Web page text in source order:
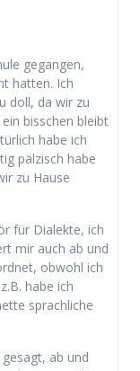
gegangen,
hatten. Ich
doll, da wir zu
bisschen bleibt
habe ich
pälzisch habe
zu Hause
für Dialekte, ich
mir auch ab und
obwohl ich
habe ich
sprachliche
ab und